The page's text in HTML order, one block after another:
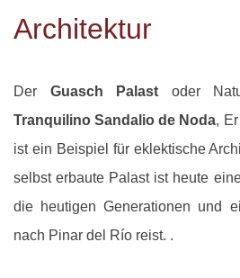
Architektur
Der Guasch Palast oder
Tranquilino Sandalio de Noda,
ist ein Beispiel für eklektische
selbst erbaute Palast ist heute
die heutigen Generationen und
nach Pinar del Río reist. .